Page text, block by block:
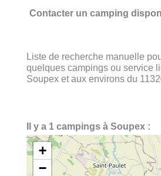
Contacter un camping
Liste de recherche manuelle
quelques campings ou service
Soupex et aux environs du
Il y a 1 campings à Soupex :
+
−